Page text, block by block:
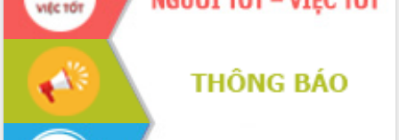
về phát triển nuôi trồng thủy sản
Phó Chủ tịch UBND tỉnh Đắk Lắk
Trương Công Thái kiểm tra thực địa
Dự án cao tốc Khánh Hòa - Buôn Ma
Thuột
Định vị cà phê Việt Nam như một “di
sản sống” trong dòng chảy toàn cầu